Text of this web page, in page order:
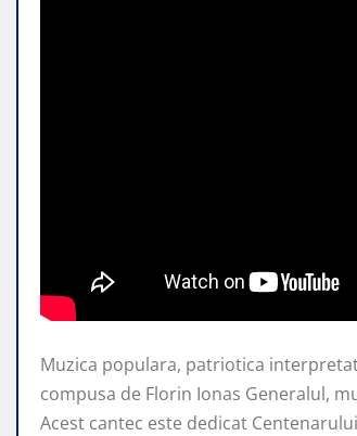
Muzica populara, patriotica
compusa de Florin Ionas Generalul,
Acest cantec este dedicat